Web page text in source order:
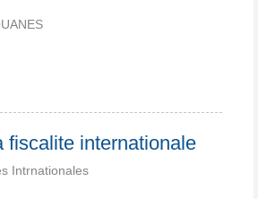
fiscalite internationale
Intrnationales